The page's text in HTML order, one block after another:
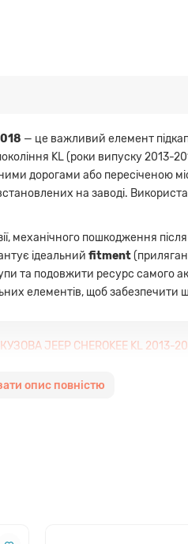
— це важливий елемент
KL (роки випуску
дорогами або пересіченою
на заводі.
пошкодження
ідеальний fitment
та подовжити ресурс
елементів, щоб забезпечити
JEEP CHEROKEE KL 2013-
у порівнянні з
опис повністю